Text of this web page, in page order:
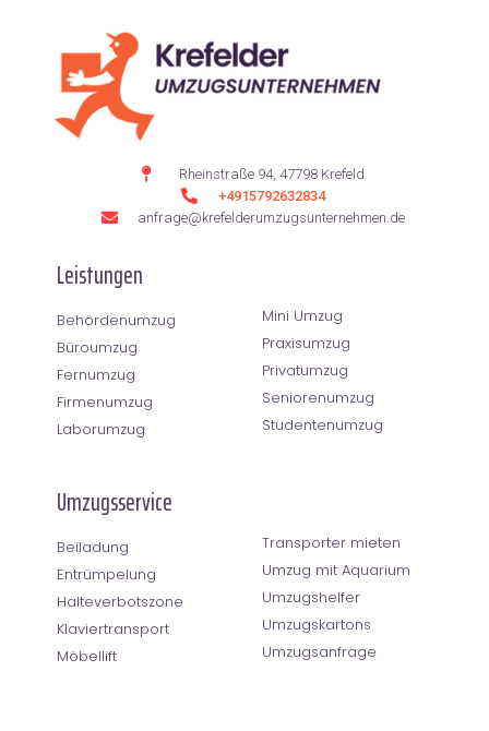
Rheinstraße 94, 47798 Krefeld
+4915792632834
anfrage@krefelderumzugsunternehmen.de
Leistungen
Behördenumzug
Büroumzug
Fernumzug
Firmenumzug
Laborumzug
Mini Umzug
Praxisumzug
Privatumzug
Seniorenumzug
Studentenumzug
Umzugsservice
Beiladung
Entrümpelung
Halteverbotszone
Klaviertransport
Möbellift
Transporter mieten
Umzug mit Aquarium
Umzugshelfer
Umzugskartons
Umzugsanfrage